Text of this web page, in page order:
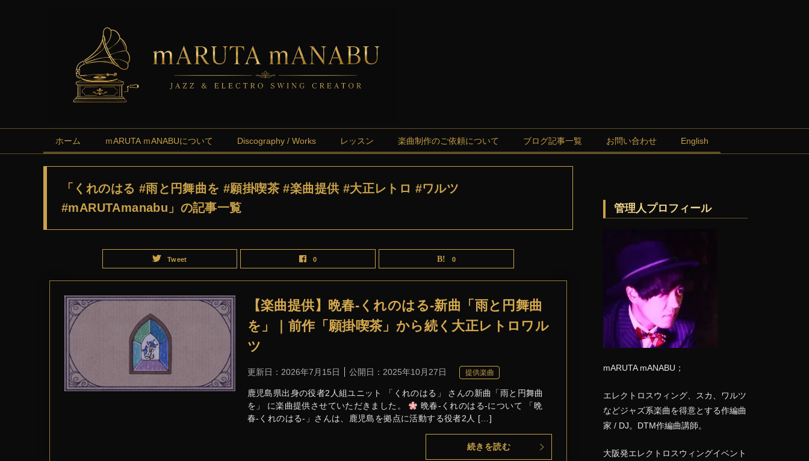
ホーム ｍARUTA ｍANABUについて Discography / Works レッスン 楽曲制作のご依頼について ブログ記事一覧 お問い合わせ English
「くれのはる #雨と円舞曲を #願掛喫茶 #楽曲提供 #大正レトロ #ワルツ
#mARUTAmanabu」の記事一覧
Tweet 0 0
【楽曲提供】晩春-くれのはる-新曲「雨と円舞曲
を」｜前作「願掛喫茶」から続く大正レトロワル
ツ
更新日： 2026年7月15日 公開日： 2025年10月27日 提供楽曲
鹿児島県出身の役者2人組ユニット 「くれのはる」 さんの新曲「雨と円舞曲
を」 に楽曲提供させていただきました。
晩春-くれのはる-について 「晩
春-くれのはる-」さんは、鹿児島を拠点に活動する役者2人 […]
続きを読む
管理人プロフィール
mARUTA mANABU；
エレクトロスウィング、スカ、ワルツ
などジャズ系楽曲を得意とする作編曲
家 / DJ。DTM作編曲講師。
大阪発エレクトロスウィングイベント